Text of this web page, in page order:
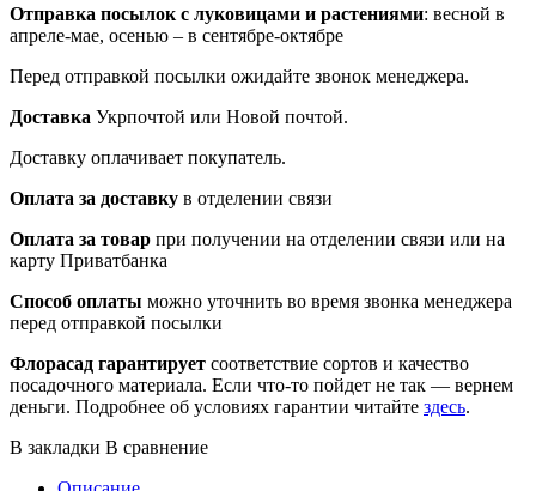
Отправка посылок с луковицами и растениями: весной в
апреле-мае, осенью – в сентябре-октябре
Перед отправкой посылки ожидайте звонок менеджера.
Доставка Укрпочтой или Новой почтой.
Доставку оплачивает покупатель.
Оплата за доставку в отделении связи
Оплата за товар при получении на отделении связи или на
карту Приватбанка
Способ оплаты можно уточнить во время звонка менеджера
перед отправкой посылки
Флорасад гарантирует соответствие сортов и качество
посадочного материала. Если что-то пойдет не так — вернем
деньги. Подробнее об условиях гарантии читайте здесь.
В закладки В сравнение